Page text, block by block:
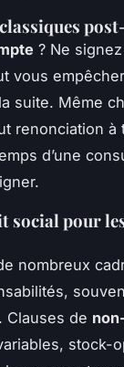
? Ne
vous
suite. Même
renonciation à
d’une
social pour
nombreux
Clauses de
stock-